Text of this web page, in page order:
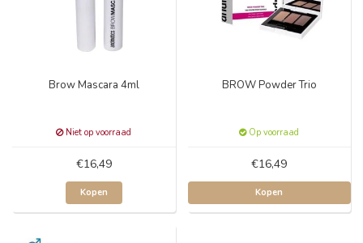
Brow Mascara 4ml
Niet op voorraad
€16,49
Kopen
BROW Powder Trio
Op voorraad
€16,49
Kopen